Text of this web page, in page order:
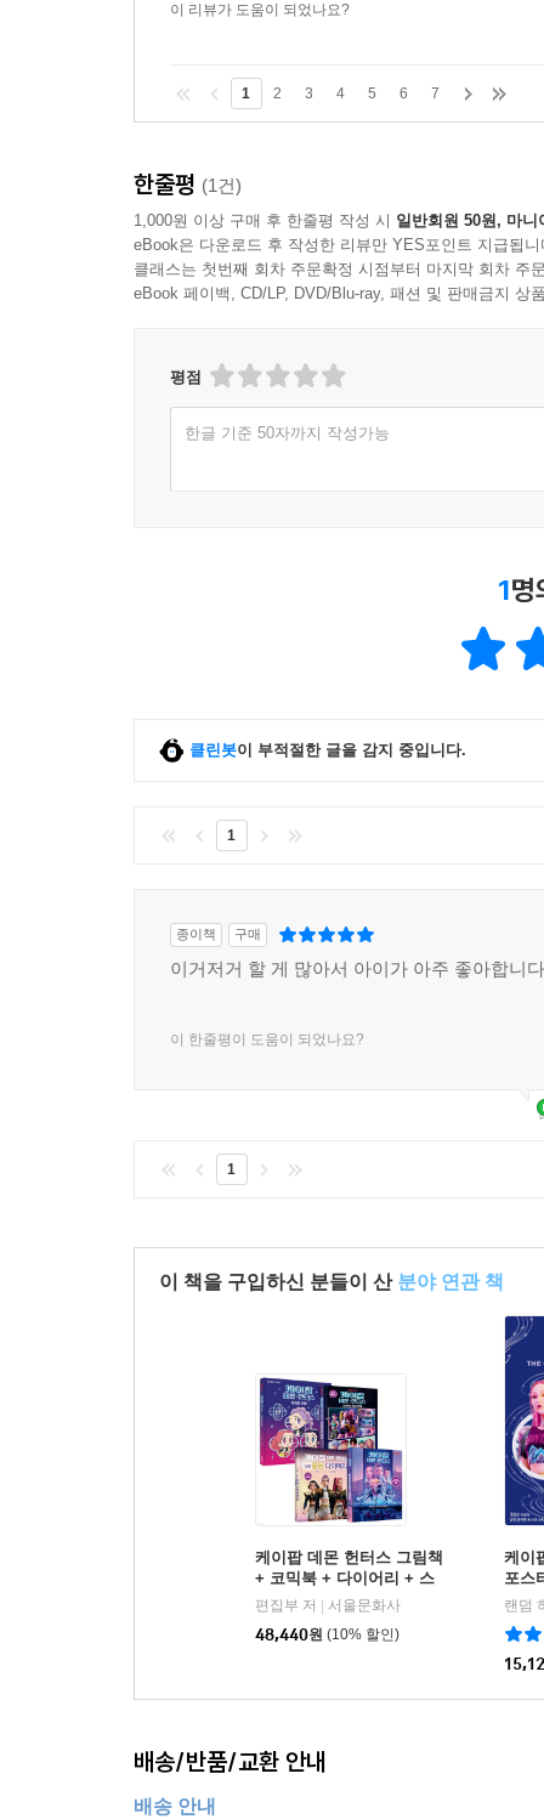
이 리뷰가 도움이 되었나요?
1 2 3 4 5 6 7
한줄평 (1건)
1,000원 이상 구매 후 한줄평 작성 시 일반회원 50원, 마니
eBook은 다운로드 후 작성한 리뷰만 YES포인트 지급됩니
클래스는 첫번째 회차 주문확정 시점부터 마지막 회차 주
eBook 페이백, CD/LP, DVD/Blu-ray, 패션 및 판매금지 상
평점
한글 기준 50자까지 작성가능
1명
클린봇이 부적절한 글을 감지 중입니다.
1
종이책 구매
이거저거 할 게 많아서 아이가 아주 좋아합니
이 한줄평이 도움이 되었나요?
1
이 책을 구입하신 분들이 산 분야 연관 책
케이팝 데몬 헌터스 그림책
+ 코믹북 + 다이어리 + 스
토리북 세트
편집부 저
서울문화사
48,440원 (10% 할인)
케이
포스
랜덤
배송/반품/교환 안내
배송 안내